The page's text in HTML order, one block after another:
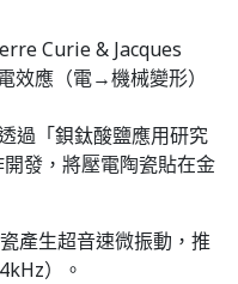
Curie & Jacques
效應（電→機械變形）
過「鋇鈦酸鹽應用研究
發，將壓電陶瓷貼在金
產生超音速微振動，推
）。